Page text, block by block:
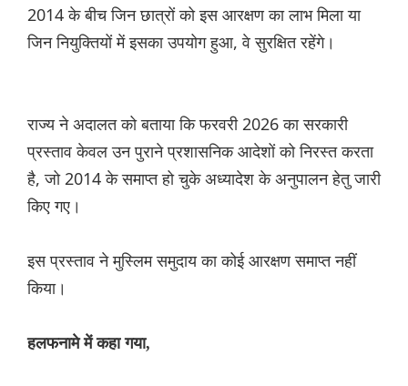
2014 के बीच जिन छात्रों को इस आरक्षण का लाभ मिला या
जिन नियुक्तियों में इसका उपयोग हुआ, वे सुरक्षित रहेंगे।
राज्य ने अदालत को बताया कि फरवरी 2026 का सरकारी
प्रस्ताव केवल उन पुराने प्रशासनिक आदेशों को निरस्त करता
है, जो 2014 के समाप्त हो चुके अध्यादेश के अनुपालन हेतु जारी
किए गए।
इस प्रस्ताव ने मुस्लिम समुदाय का कोई आरक्षण समाप्त नहीं
किया।
हलफनामे में कहा गया,